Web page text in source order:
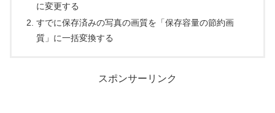
に変更する
すでに保存済みの写真の画質を「保存容量の節約画
質」に一括変換する
スポンサーリンク